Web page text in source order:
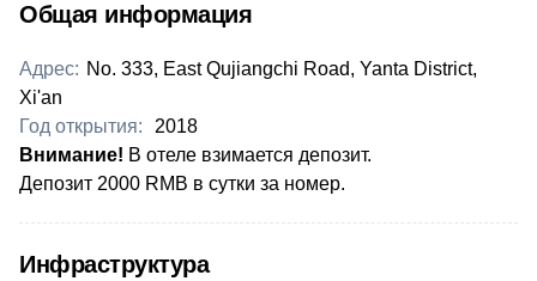
Общая информация
Адрес: No. 333, East Qujiangchi Road, Yanta District,
Xi'an
Год открытия:
2018
Внимание! В отеле взимается депозит.
Депозит 2000 RMB в сутки за номер.​
Инфраструктура